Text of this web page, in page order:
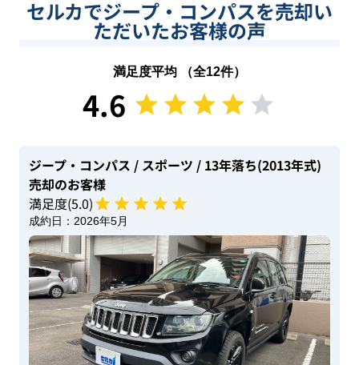
セルカでジープ・コンパスを売却い
ただいたお客様の声
満足度平均 （全12件）
4.6
ジープ・コンパス / スポーツ / 13年落ち(2013年式)
売却のお客様
満足度(5.0)
成約日： 2026年5月